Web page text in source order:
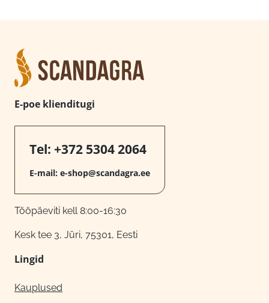
E-poe klienditugi
Tel: +372 5304 2064
E-mail: e-shop@scandagra.ee
Tööpäeviti kell 8:00-16:30
Kesk tee 3, Jüri, 75301, Eesti
Lingid
Kauplused